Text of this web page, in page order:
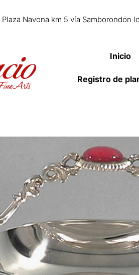
Plaza Navona km 5 vía Samborondon
Inicio
Registro de